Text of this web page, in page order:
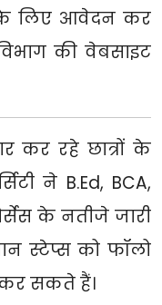
लिए आवेदन कर
की वेबसाइट
कर रहे छात्रों के
ने B.Ed, BCA,
के नतीजे जारी
स्टेप्स को फॉलो
सकते हैं।